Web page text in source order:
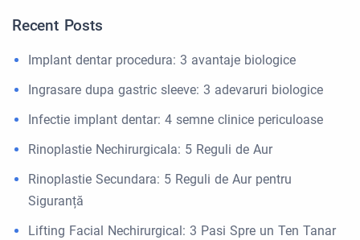
Recent Posts
Implant dentar procedura: 3 avantaje biologice
Ingrasare dupa gastric sleeve: 3 adevaruri biologice
Infectie implant dentar: 4 semne clinice periculoase
Rinoplastie Nechirurgicala: 5 Reguli de Aur
Rinoplastie Secundara: 5 Reguli de Aur pentru
Siguranță
Lifting Facial Nechirurgical: 3 Pasi Spre un Ten Tanar